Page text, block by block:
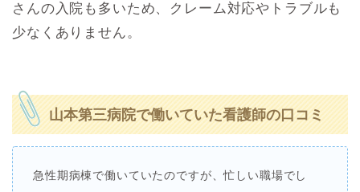
さんの入院も多いため、クレーム対応やトラブルも
少なくありません。
山本第三病院で働いていた看護師の口コミ
急性期病棟で働いていたのですが、忙しい職場でし